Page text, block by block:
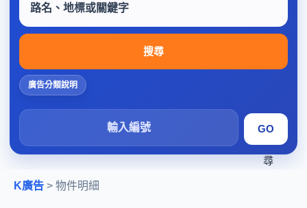
搜尋
廣告分類說明
搜
尋
K廣告 > 物件明細